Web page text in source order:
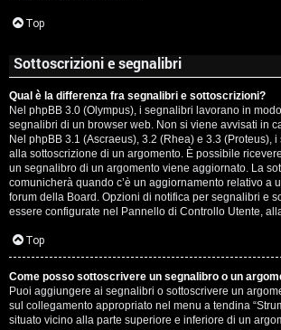
Top
Sottoscrizioni e segnalibri
Qual è la differenza fra segnalibri e sottoscrizioni?
Nel phpBB 3.0 (Olympus), i segnalibri lavorano in
segnalibri di un browser web. Non si viene avvisati in
Nel phpBB 3.1 (Ascraeus), 3.2 (Rhea) e 3.3 (Proteus),
alla sottoscrizione di un argomento. È possibile
un segnalibro di un argomento viene aggiornato. La
comunicherà quando c’è un aggiornamento relativo a
forum della Board. Opzioni di notifica per segnalibri e
essere configurate nel Pannello di Controllo Utente,
Top
Come posso sottoscrivere un segnalibro o un
Puoi aggiungere ai segnalibri o sottoscrivere un
sul collegamento appropriato nel menu a tendina
situato vicino alla parte superiore e inferiore di un